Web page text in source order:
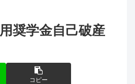
奨学金自己破産
コピー